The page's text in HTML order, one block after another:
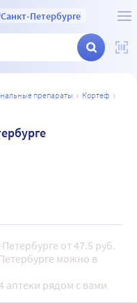
Санкт-Петербурге
препараты
кортеф
от 47.5 руб.
можно в
аптеки рядом с вами